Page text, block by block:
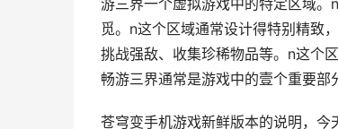
游三界一个虚拟游戏中的特定区域
觅。n这个区域通常设计得特别精致
挑战强敌、收集珍稀物品等。n这个
畅游三界通常是游戏中的壹个重要部
苍穹变手机游戏新鲜版本的说明，